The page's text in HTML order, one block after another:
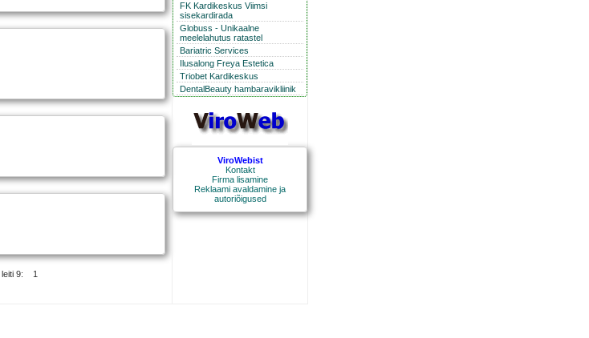
leiti 9: 1
FK Kardikeskus Viimsi
sisekardirada
Globuss - Unikaalne
meelelahutus ratastel
Bariatric Services
Ilusalong Freya Estetica
Triobet Kardikeskus
DentalBeauty hambaravikliinik
ViroWebist
Kontakt
Firma lisamine
Reklaami avaldamine ja
autoriõigused